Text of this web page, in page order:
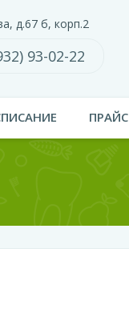
д.67 б, корп.2
93-02-22
ПРАЙС